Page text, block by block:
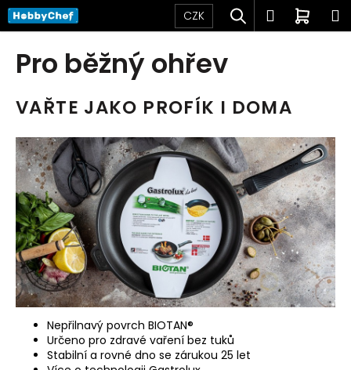
Přejít
na
obsah
CZK Hledat
Pro běžný ohřev
VAŘTE JAKO PROFÍK I DOMA
Nepřilnavý povrch BIOTAN®
Určeno pro zdravé vaření bez tuků
Stabilní a rovné dno se zárukou 25 let
K
o
o
o
t
ř
e
b
u
j
e
t